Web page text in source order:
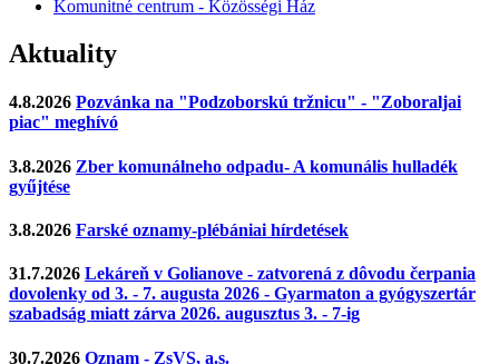
Komunitné centrum - Közösségi Ház
Aktuality
4.8.2026 Pozvánka na "Podzoborskú tržnicu" - "Zoboraljai
piac" meghívó
3.8.2026 Zber komunálneho odpadu- A komunális hulladék
gyűjtése
3.8.2026 Farské oznamy-plébániai hírdetések
31.7.2026 Lekáreň v Golianove - zatvorená z dôvodu čerpania
dovolenky od 3. - 7. augusta 2026 - Gyarmaton a gyógyszertár
szabadság miatt zárva 2026. augusztus 3. - 7-ig
30.7.2026 Oznam - ZsVS, a.s.